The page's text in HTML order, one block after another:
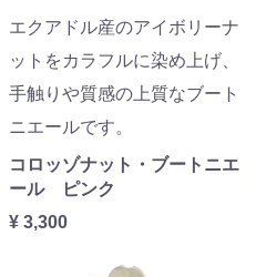
エクアドル産のアイボリーナ
ットをカラフルに染め上げ、
手触りや質感の上質なブート
ニエールです。
コロッゾナット・ブートニエ
ール ピンク
¥ 3,300